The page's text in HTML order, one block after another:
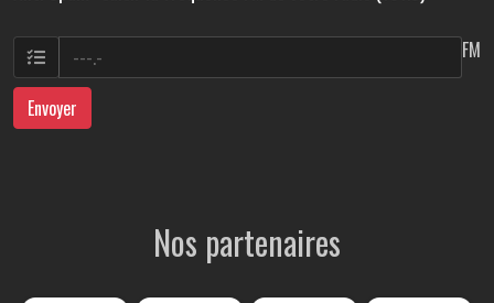
FM
Envoyer
Nos partenaires